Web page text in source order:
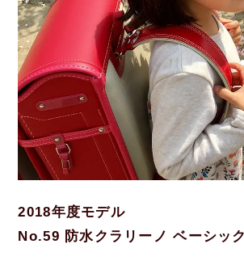
2018年度モデル
No.59 防水クラリーノ ベーシッ